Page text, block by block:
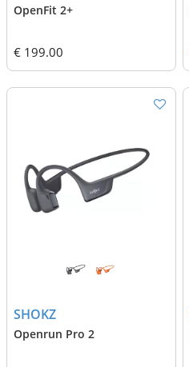
OpenFit 2+
€ 199.00
SHOKZ
Openrun Pro 2